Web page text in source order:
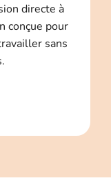
directe à
conçue pour
sans